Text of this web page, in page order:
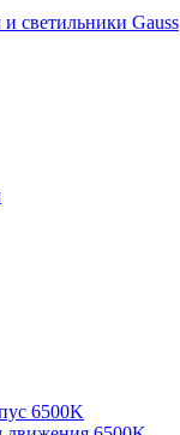
светильники Gauss
6500K